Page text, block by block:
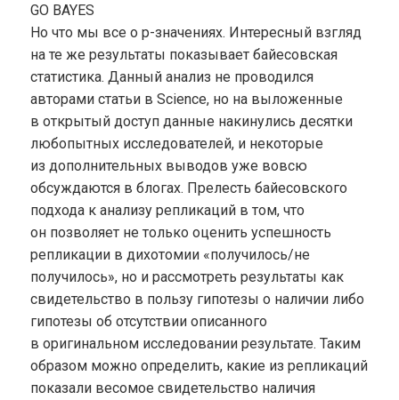
GO BAYES
Но что мы все о p-значениях. Интересный взгляд
на те же результаты показывает байесовская
статистика. Данный анализ не проводился
авторами статьи в Science, но на выложенные
в открытый доступ данные накинулись десятки
любопытных исследователей, и некоторые
из дополнительных выводов уже вовсю
обсуждаются в блогах. Прелесть байесовского
подхода к анализу репликаций в том, что
он позволяет не только оценить успешность
репликации в дихотомии «получилось/не
получилось», но и рассмотреть результаты как
свидетельство в пользу гипотезы о наличии либо
гипотезы об отсутствии описанного
в оригинальном исследовании результате. Таким
образом можно определить, какие из репликаций
показали весомое свидетельство наличия